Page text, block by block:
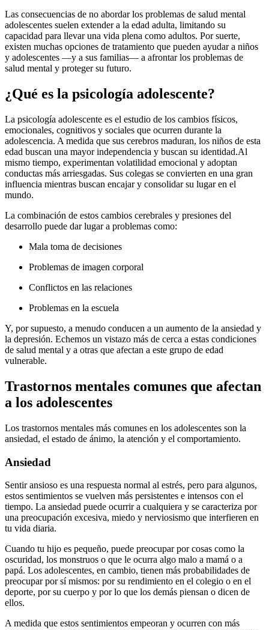
Las consecuencias de no abordar los problemas de salud mental
adolescentes suelen extender a la edad adulta, limitando su
capacidad para llevar una vida plena como adultos. Por suerte,
existen muchas opciones de tratamiento que pueden ayudar a niños
y adolescentes —y a sus familias— a afrontar los problemas de
salud mental y proteger su futuro.
¿Qué es la psicología adolescente?
La psicología adolescente es el estudio de los cambios físicos,
emocionales, cognitivos y sociales que ocurren durante la
adolescencia. A medida que sus cerebros maduran, los niños de esta
edad buscan una mayor independencia y buscan su identidad.Al
mismo tiempo, experimentan volatilidad emocional y adoptan
conductas más arriesgadas. Sus colegas se convierten en una gran
influencia mientras buscan encajar y consolidar su lugar en el
mundo.
La combinación de estos cambios cerebrales y presiones del
desarrollo puede dar lugar a problemas como:
Mala toma de decisiones
Problemas de imagen corporal
Conflictos en las relaciones
Problemas en la escuela
Y, por supuesto, a menudo conducen a un aumento de la ansiedad y
la depresión. Echemos un vistazo más de cerca a estas condiciones
de salud mental y a otras que afectan a este grupo de edad
vulnerable.
Trastornos mentales comunes que afectan
a los adolescentes
Los trastornos mentales más comunes en los adolescentes son la
ansiedad, el estado de ánimo, la atención y el comportamiento.
Ansiedad
Sentir ansioso es una respuesta normal al estrés, pero para algunos,
estos sentimientos se vuelven más persistentes e intensos con el
tiempo. La ansiedad puede ocurrir a cualquiera y se caracteriza por
una preocupación excesiva, miedo y nerviosismo que interfieren en
tu vida diaria.
Cuando tu hijo es pequeño, puede preocupar por cosas como la
oscuridad, los monstruos o que le ocurra algo malo a mamá o a
papá. Los adolescentes, en cambio, tienen más probabilidades de
preocupar por sí mismos: por su rendimiento en el colegio o en el
deporte, por su cuerpo y por lo que los demás piensan o dicen de
ellos.
A medida que estos sentimientos empeoran y ocurren con más